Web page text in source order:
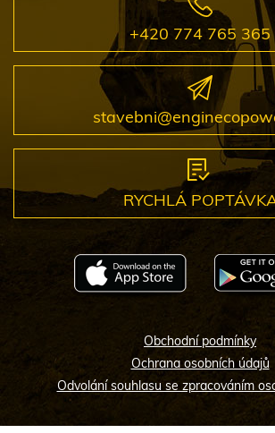
+420 774 765 365
RYCHLÁ
Obchodní podmínky
Ochrana osobních údajů
Odvolání souhlasu se zpracováním